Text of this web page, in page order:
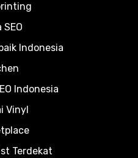
SEO
Indonesia
Indonesia
Vinyl
Terdekat